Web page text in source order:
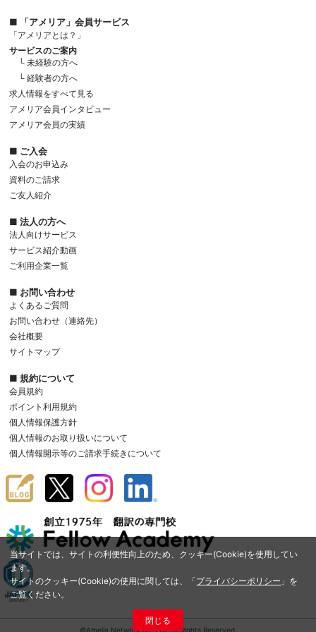
当サイトでは、サイトの利便性向上のため、クッキー(Cookie)を使用してい
ます。
サイトのクッキー(Cookie)の使用に関しては、「プライバシーポリシー 」を
ご覧ください。
閉じる
■ 「アメリア」会員サービス
「アメリアとは？」
サービスのご案内
└ 未経験の方へ
└ 経験者の方へ
求人情報をすべて見る
アメリア会員インタビュー
アメリア会員の実績
■ ご入会
入会のお申込み
資料のご請求
ご友人紹介
■ 法人の方へ
法人向けサービス
サービス紹介動画
ご利用企業一覧
■ お問い合わせ
よくあるご質問
お問い合わせ（連絡先）
会社概要
サイトマップ
■ 規約について
会員規約
ポイント利用規約
個人情報保護方針
個人情報のお取り扱いについて
個人情報開示等のご請求手続きについて
©Amelia Network Co.,Ltd. All Rights Reserved.